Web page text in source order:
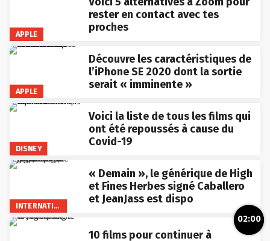
APPLE
rester en contact avec tes
proches
APPLE
Découvre les caractéristiques de
l’iPhone SE 2020 dont la sortie
serait « imminente »
DISNEY
Voici la liste de tous les films qui
ont été repoussés à cause du
Covid-19
INTERNATIONAL
« Demain », le générique de High
et Fines Herbes signé Caballero
et JeanJass est dispo
10 films pour continuer à
02:00